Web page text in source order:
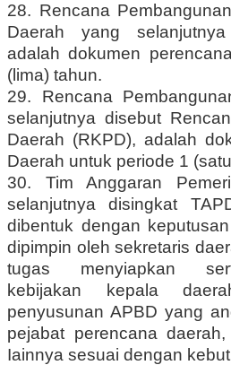
28. Rencana
Daerah yang
adalah dokumen
(lima) tahun.
29. Rencana
selanjutnya disebut
Daerah (RKPD), adalah
Daerah untuk periode 1
30. Tim Anggaran
selanjutnya disingkat
dibentuk dengan
dipimpin oleh sekretaris
tugas menyiapkan
kebijakan kepala
penyusunan APBD yang
pejabat perencana
Iainnya sesuai dengan